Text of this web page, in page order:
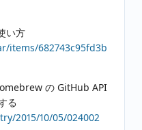
い方
items/682743c95fd3b
の GitHub API
る
2015/10/05/024002